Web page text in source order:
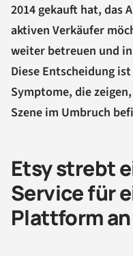
2014 gekauft hat, das
aktiven Verkäufer
weiter betreuen und
Diese Entscheidung
Symptome, die
Szene im Umbruch
Etsy strebt
Service für
Plattform an